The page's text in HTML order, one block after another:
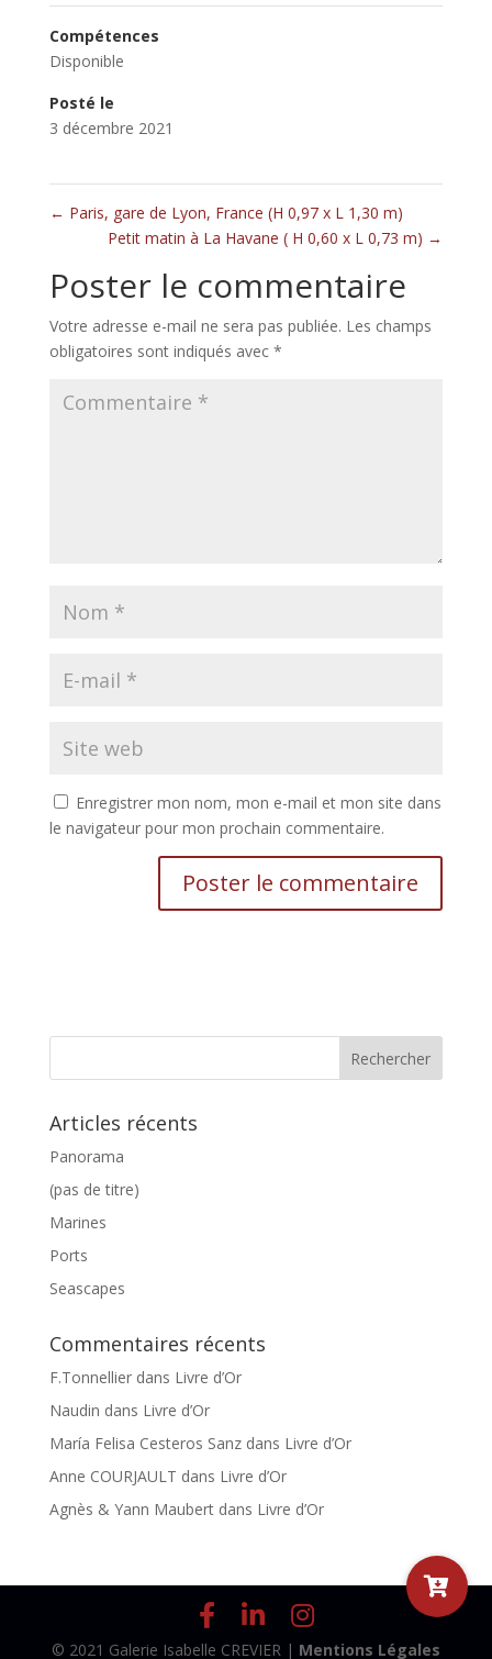
Compétences
Disponible
Posté le
3 décembre 2021
← Paris, gare de Lyon, France (H 0,97 x L 1,30 m)
Petit matin à La Havane ( H 0,60 x L 0,73 m) →
Poster le commentaire
Votre adresse e-mail ne sera pas publiée. Les champs
obligatoires sont indiqués avec *
Enregistrer mon nom, mon e-mail et mon site dans
le navigateur pour mon prochain commentaire.
Articles récents
Panorama
(pas de titre)
Marines
Ports
Seascapes
Commentaires récents
F.Tonnellierdans Livre d’Or
Naudin dans Livre d’Or
María Felisa Cesteros Sanzdans Livre d’Or
Anne COURJAULT dans Livre d’Or
Agnès & Yann Maubertdans Livre d’Or
© 2021 Galerie Isabelle CREVIER | Mentions Légales